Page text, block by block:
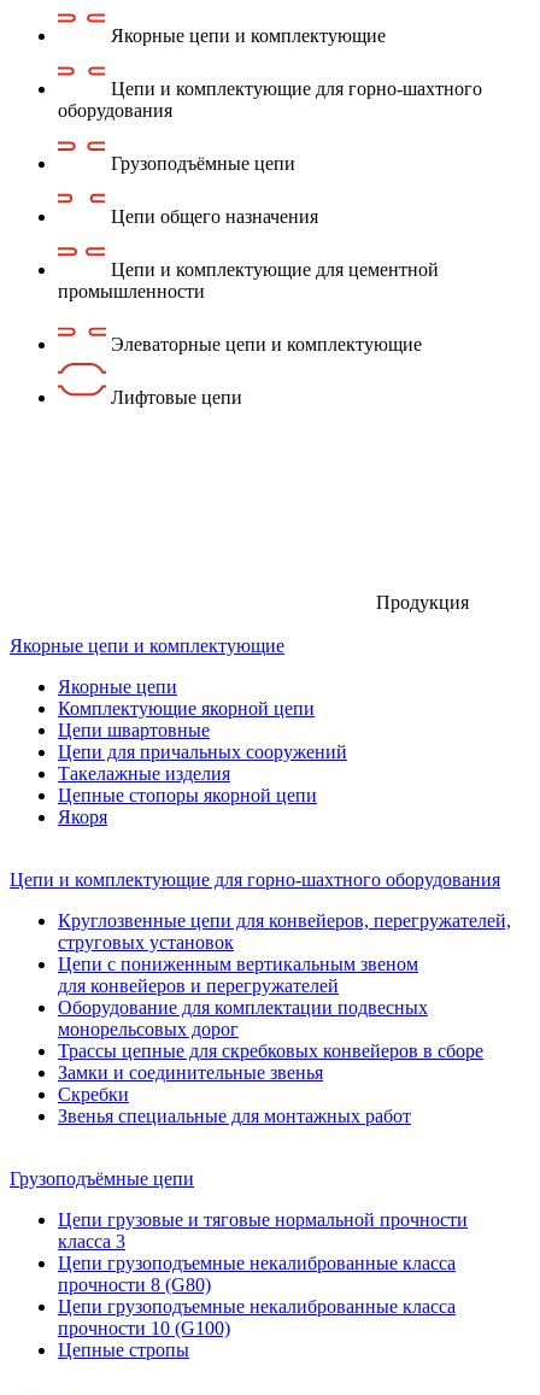
Якорные цепи и комплектующие
Цепи и комплектующие для горно-шахтного
оборудования
Грузоподъёмные цепи
Цепи общего назначения
Цепи и комплектующие для цементной
промышленности
Элеваторные цепи и комплектующие
Лифтовые цепи
Продукция
Якорные цепи и комплектующие
Якорные цепи
Комплектующие якорной цепи
Цепи швартовные
Цепи для причальных сооружений
Такелажные изделия
Цепные стопоры якорной цепи
Якоря
Цепи и комплектующие для горно-шахтного оборудования
Круглозвенные цепи для конвейеров, перегружателей,
струговых установок
Цепи с пониженным вертикальным звеном
для конвейеров и перегружателей
Оборудование для комплектации подвесных
монорельсовых дорог
Трассы цепные для скребковых конвейеров в сборе
Замки и соединительные звенья
Скребки
Звенья специальные для монтажных работ
Грузоподъёмные цепи
Цепи грузовые и тяговые нормальной прочности
класса 3
Цепи грузоподъемные некалиброванные класса
прочности 8 (G80)
Цепи грузоподъемные некалиброванные класса
прочности 10 (G100)
Цепные стропы